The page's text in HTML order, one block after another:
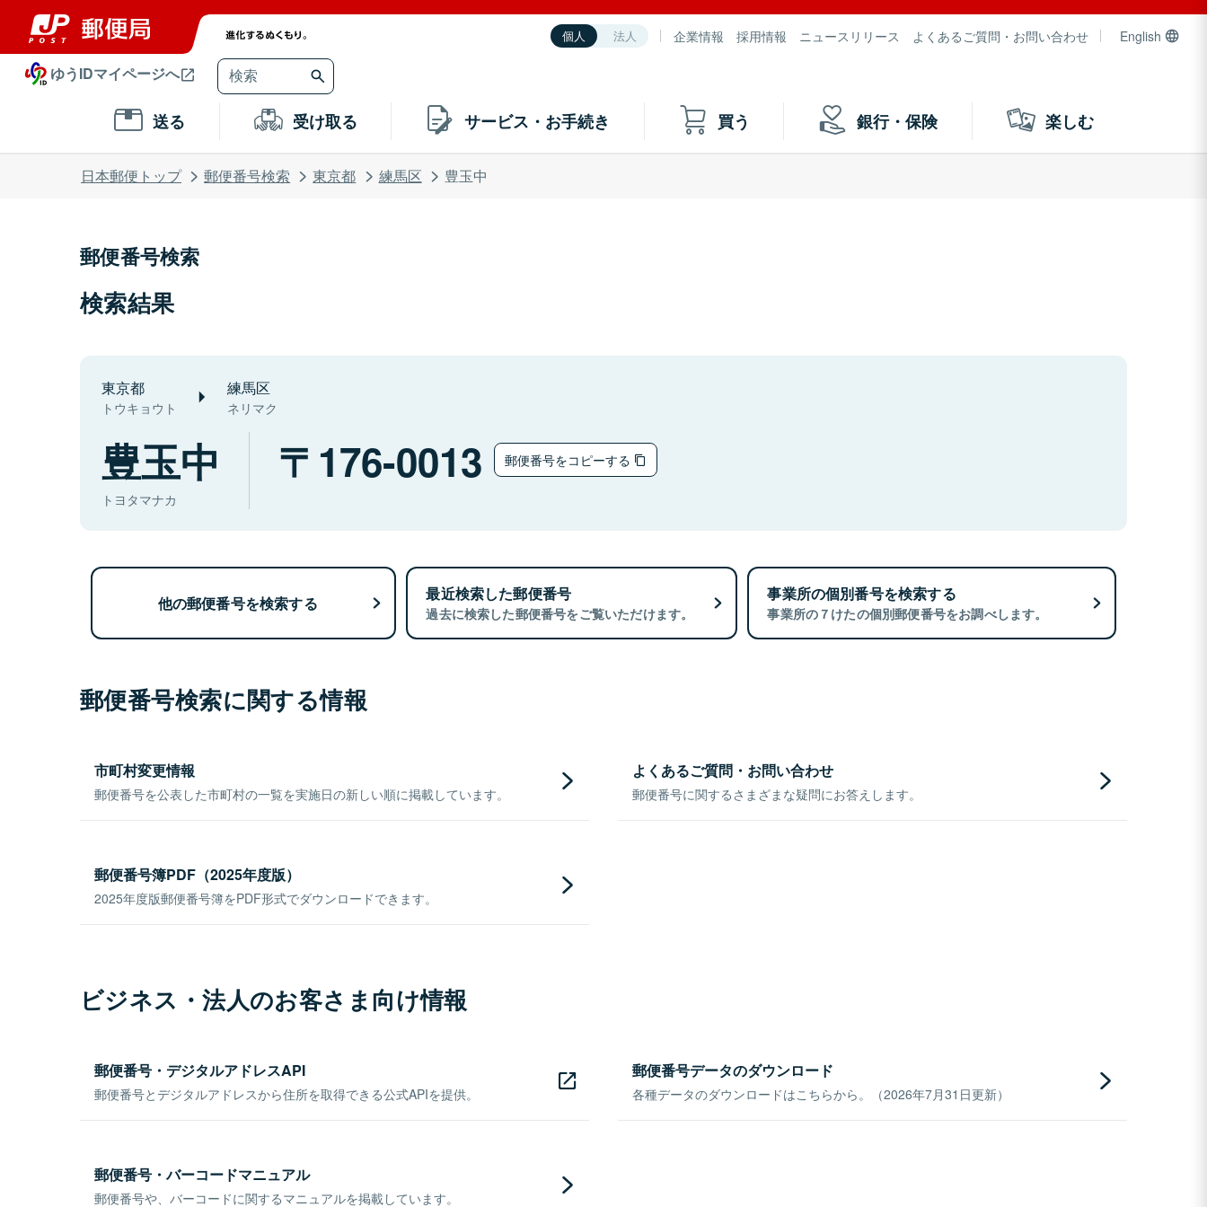
個人 法人 企業情報 採用情報 ニュースリリース よくあるご質問・お問い合わせ English
ゆうIDマイページへ
送る 受け取る サービス・お手続き 買う 銀行・保険 楽しむ
日本郵便トップ 郵便番号検索 東京都 練馬区 豊玉中
郵便番号検索
検索結果
東京都
トウキョウト
練馬区
ネリマク
豊玉中
トヨタマナカ
176-0013 郵便番号をコピーする
他の郵便番号を検索する 最近検索した郵便番号
過去に検索した郵便番号をご覧いただけます。
事業所の個別番号を検索する
事業所の７けたの個別郵便番号をお調べします。
郵便番号検索に関する情報
市町村変更情報
郵便番号を公表した市町村の一覧を実施日の新しい順に掲載しています。
よくあるご質問・お問い合わせ
郵便番号に関するさまざまな疑問にお答えします。
郵便番号簿PDF（2025年度版）
2025年度版郵便番号簿をPDF形式でダウンロードできます。
ビジネス・法人のお客さま向け情報
郵便番号・デジタルアドレスAPI
郵便番号とデジタルアドレスから住所を取得できる公式APIを提供。
郵便番号データのダウンロード
各種データのダウンロードはこちらから。（2026年7月31日更新）
郵便番号・バーコードマニュアル
郵便番号や、バーコードに関するマニュアルを掲載しています。